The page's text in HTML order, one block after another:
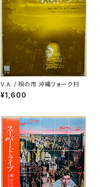
V.A. / 唄の市 沖縄フォーク村
¥1,600